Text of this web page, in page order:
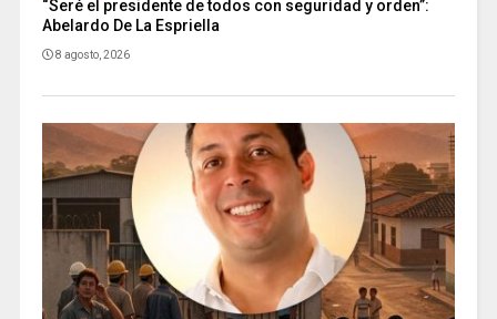
“Seré el presidente de todos con seguridad y orden”:
Abelardo De La Espriella
8 agosto, 2026